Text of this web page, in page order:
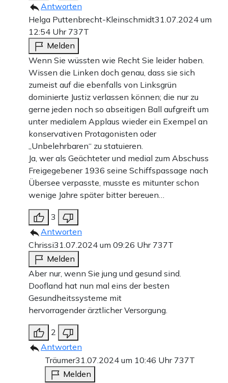
Antworten
Helga Puttenbrecht-Kleinschmidt31.07.2024 um
12:54 Uhr 737T
Melden
Wenn Sie wüssten wie Recht Sie leider haben.
Wissen die Linken doch genau, dass sie sich
zumeist auf die ebenfalls von Linksgrün
dominierte Justiz verlassen können; die nur zu
gerne jeden noch so abseitigen Ball aufgreift um
unter medialem Applaus wieder ein Exempel an
konservativen Protagonisten oder
„Unbelehrbaren“ zu statuieren.
Ja, wer als Geächteter und medial zum Abschuss
Freigegebener 1936 seine Schiffspassage nach
Übersee verpasste, musste es mitunter schon
wenige Jahre später bitter bereuen…
3
Antworten
Chrissi31.07.2024 um 09:26 Uhr 737T
Melden
Aber nur, wenn Sie jung und gesund sind.
Doofland hat nun mal eins der besten
Gesundheitssysteme mit
hervorragender ärztlicher Versorgung.
2
Antworten
Träumer31.07.2024 um 10:46 Uhr 737T
Melden